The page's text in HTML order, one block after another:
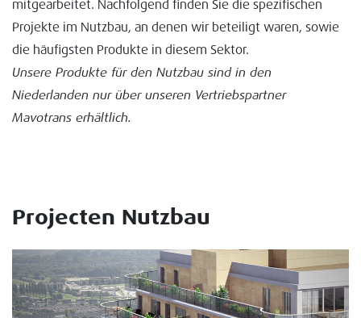
mitgearbeitet. Nachfolgend finden Sie die spezifischen
Projekte im Nutzbau, an denen wir beteiligt waren, sowie
die häufigsten Produkte in diesem Sektor.
Unsere Produkte für den Nutzbau sind in den
Niederlanden nur über unseren Vertriebspartner
Mavotrans erhältlich.
Projecten Nutzbau